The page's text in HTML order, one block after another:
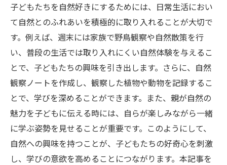
子どもたちを自然好きにするためには、日常生活におい
て自然とのふれあいを積極的に取り入れることが大切で
す。例えば、週末には家族で野鳥観察や自然散策を行
い、普段の生活では取り入れにくい自然体験を与えるこ
とで、子どもたちの興味を引き出します。さらに、自然
観察ノートを作成し、観察した植物や動物を記録するこ
とで、学びを深めることができます。また、親が自然の
魅力を子どもに伝える時には、自らが楽しみながら一緒
に学ぶ姿勢を見せることが重要です。このようにして、
自然への興味を持つことが、子どもたちの好奇心を刺激
し、学びの意欲を高めることにつながります。本記事を